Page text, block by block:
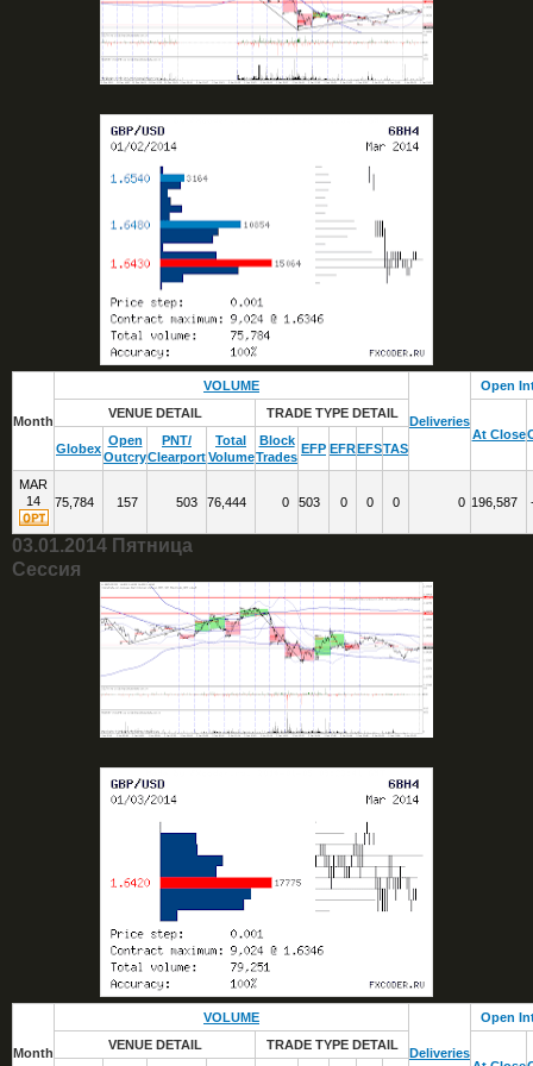
Month
VOLUME
Deliveries
Open
VENUE DETAIL
TRADE TYPE DETAIL
At Close
Globex
Open
Outcry
PNT/
Clearport
Total
Volume
Block
Trades
EFP EFREFSTAS
MAR
14
75,784 157 503 76,444 0 503 0 0 0 0 196,587
03.01.2014 Пятница
Сессия
Month
VOLUME
Deliveries
Open
VENUE DETAIL
TRADE TYPE DETAIL